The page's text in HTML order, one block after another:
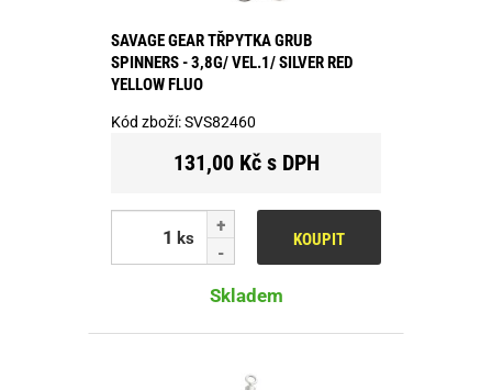
SAVAGE GEAR TŘPYTKA GRUB
SPINNERS - 3,8G/ VEL.1/ SILVER RED
YELLOW FLUO
Kód zboží:SVS82460
131,00 Kč s DPH
ks KOUPIT
Skladem